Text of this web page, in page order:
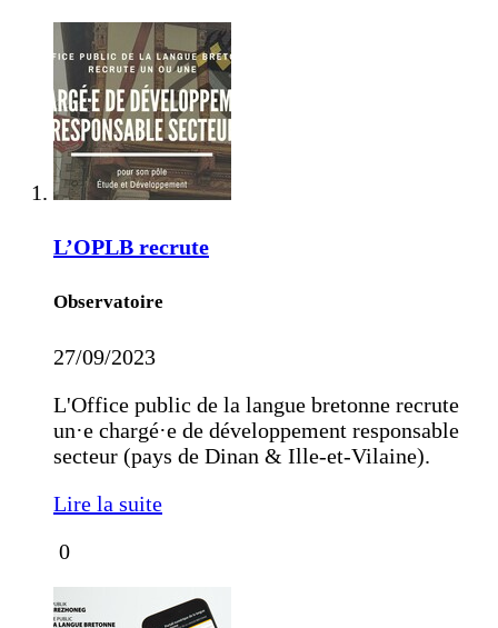
L’OPLB recrute
Observatoire
27/09/2023
L'Office public de la langue bretonne recrute
un·e chargé·e de développement responsable
secteur (pays de Dinan & Ille-et-Vilaine).
Lire la suite
0